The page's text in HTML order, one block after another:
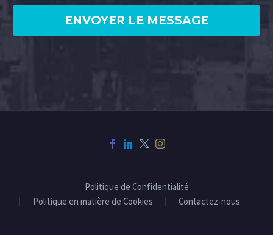
Politique de Confidentialité
Politique en matière de Cookies
Contactez-nous